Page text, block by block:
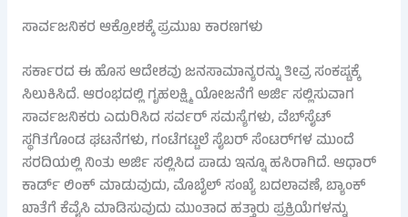
ಸಾರ್ವಜನಿಕರ ಆಕ್ರೋಶಕ್ಕೆ ಪ್ರಮುಖ ಕಾರಣಗಳು
ಸರ್ಕಾರದ ಈ ಹೊಸ ಆದೇಶವು ಜನಸಾಮಾನ್ಯರನ್ನು ತೀವ್ರ ಸಂಕಷ್ಟಕ್ಕೆ
ಸಿಲುಕಿಸಿದೆ. ಆರಂಭದಲ್ಲಿ ಗೃಹಲಕ್ಷ್ಮಿ ಯೋಜನೆಗೆ ಅರ್ಜಿ ಸಲ್ಲಿಸುವಾಗ
ಸಾರ್ವಜನಿಕರು ಎದುರಿಸಿದ ಸರ್ವರ್ ಸಮಸ್ಯೆಗಳು, ವೆಬ್‌ಸೈಟ್
ಸ್ಥಗಿತಗೊಂಡ ಘಟನೆಗಳು, ಗಂಟೆಗಟ್ಟಲೆ ಸೈಬರ್ ಸೆಂಟರ್‌ಗಳ ಮುಂದೆ
ಸರದಿಯಲ್ಲಿ ನಿಂತು ಅರ್ಜಿ ಸಲ್ಲಿಸಿದ ಪಾಡು ಇನ್ನೂ ಹಸಿರಾಗಿದೆ. ಆಧಾರ್
ಕಾರ್ಡ್ ಲಿಂಕ್ ಮಾಡುವುದು, ಮೊಬೈಲ್ ಸಂಖ್ಯೆ ಬದಲಾವಣೆ, ಬ್ಯಾಂಕ್
ಖಾತೆಗೆ ಕೆವೈಸಿ ಮಾಡಿಸುವುದು ಮುಂತಾದ ಹತ್ತಾರು ಪ್ರಕ್ರಿಯೆಗಳನ್ನು